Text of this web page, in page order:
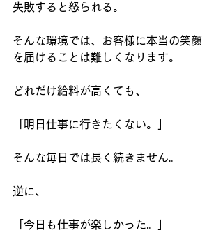
失敗すると怒られる。
そんな環境では、お客様に本当の笑顔
を届けることは難しくなります。
どれだけ給料が高くても、
「明日仕事に行きたくない。」
そんな毎日では長く続きません。
逆に、
「今日も仕事が楽しかった。」